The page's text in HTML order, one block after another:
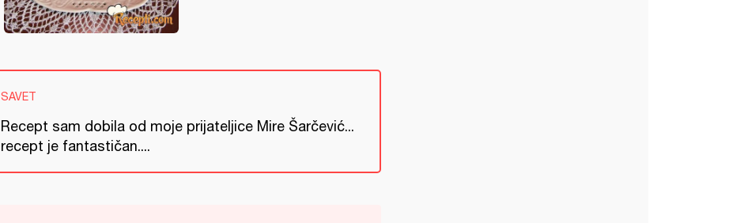
SAVET
Recept sam dobila od moje prijateljice Mire Šarčević...
recept je fantastičan....